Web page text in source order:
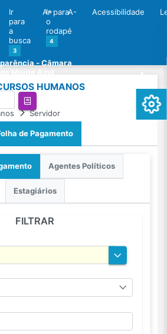
Ir
para
a
busca
3
Ir para
o
rodapé
4
A+ A- Acessibilidade
- Câmara
HUMANOS
Servidor
de Pagamento
Agentes Políticos
Estagiários
FILTRAR